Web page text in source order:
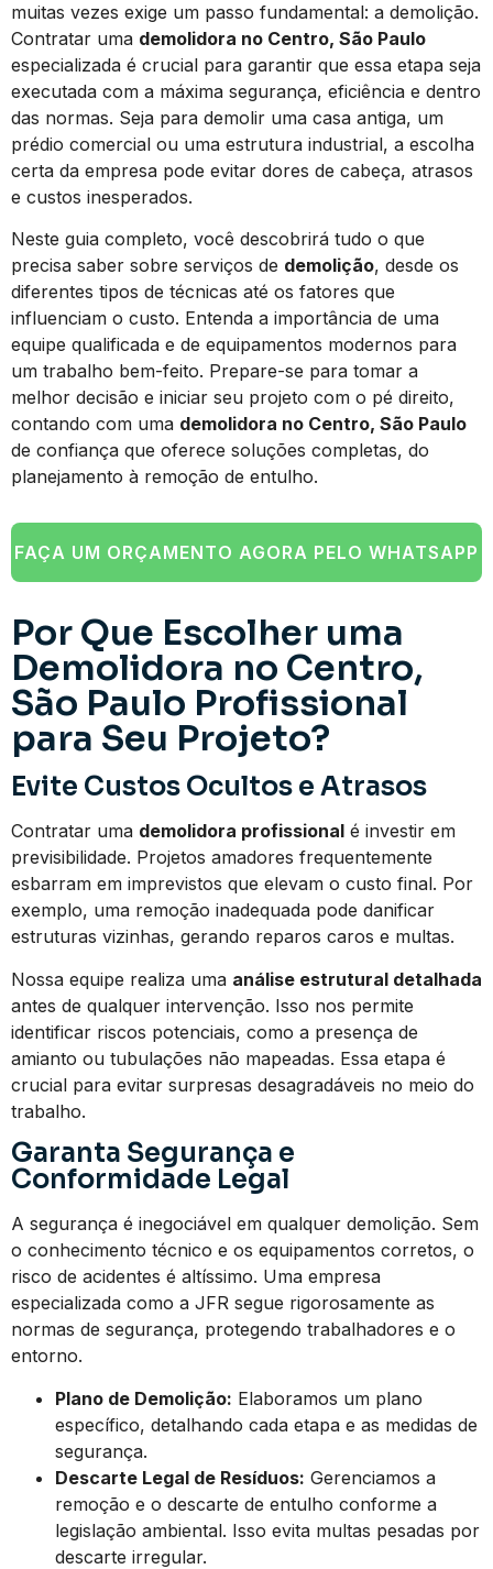
muitas vezes exige um passo fundamental: a demolição.
Contratar uma demolidora no Centro, São Paulo
especializada é crucial para garantir que essa etapa seja
executada com a máxima segurança, eficiência e dentro
das normas. Seja para demolir uma casa antiga, um
prédio comercial ou uma estrutura industrial, a escolha
certa da empresa pode evitar dores de cabeça, atrasos
e custos inesperados.
Neste guia completo, você descobrirá tudo o que
precisa saber sobre serviços de demolição, desde os
diferentes tipos de técnicas até os fatores que
influenciam o custo. Entenda a importância de uma
equipe qualificada e de equipamentos modernos para
um trabalho bem-feito. Prepare-se para tomar a
melhor decisão e iniciar seu projeto com o pé direito,
contando com uma demolidora no Centro, São Paulo
de confiança que oferece soluções completas, do
planejamento à remoção de entulho.
FAÇA UM ORÇAMENTO AGORA PELO WHATSAPP
Por Que Escolher uma
Demolidora no Centro,
São Paulo Profissional
para Seu Projeto?
Evite Custos Ocultos e Atrasos
Contratar uma demolidora profissional é investir em
previsibilidade. Projetos amadores frequentemente
esbarram em imprevistos que elevam o custo final. Por
exemplo, uma remoção inadequada pode danificar
estruturas vizinhas, gerando reparos caros e multas.
Nossa equipe realiza uma análise estrutural detalhada
antes de qualquer intervenção. Isso nos permite
identificar riscos potenciais, como a presença de
amianto ou tubulações não mapeadas. Essa etapa é
crucial para evitar surpresas desagradáveis no meio do
trabalho.
Garanta Segurança e
Conformidade Legal
A segurança é inegociável em qualquer demolição. Sem
o conhecimento técnico e os equipamentos corretos, o
risco de acidentes é altíssimo. Uma empresa
especializada como a JFR segue rigorosamente as
normas de segurança, protegendo trabalhadores e o
entorno.
Plano de Demolição: Elaboramos um plano
específico, detalhando cada etapa e as medidas de
segurança.
Descarte Legal de Resíduos: Gerenciamos a
remoção e o descarte de entulho conforme a
legislação ambiental. Isso evita multas pesadas por
descarte irregular.